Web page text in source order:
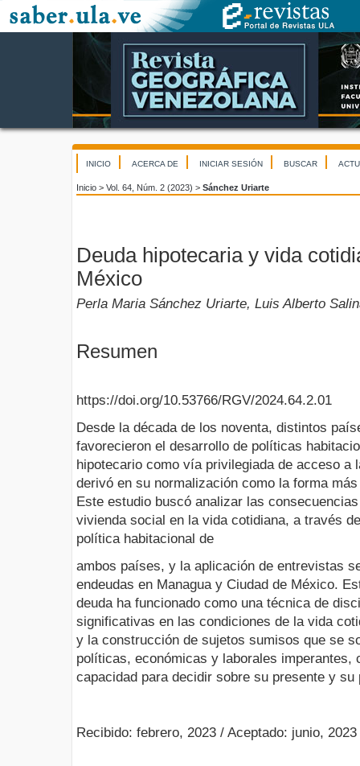
INICIO ACERCA DE INICIAR SESIÓN BUSCAR
Inicio > Vol. 64, Núm. 2 (2023) > Sánchez Uriarte
Deuda hipotecaria y vida
México
Perla Maria Sánchez Uriarte, Luis Alberto
Resumen
https://doi.org/10.53766/RGV/2024.64.2.01
Desde la década de los noventa, distintos
favorecieron el desarrollo de políticas
hipotecario como vía privilegiada de acceso a
derivó en su normalización como la forma
Este estudio buscó analizar las
vivienda social en la vida cotidiana, a través
política habitacional de
ambos países, y la aplicación de entrevistas
endeudas en Managua y Ciudad de México.
deuda ha funcionado como una técnica de
significativas en las condiciones de la vida
y la construcción de sujetos sumisos que se
políticas, económicas y laborales imperantes,
capacidad para decidir sobre su presente y su
Recibido: febrero, 2023 / Aceptado: junio, 2023